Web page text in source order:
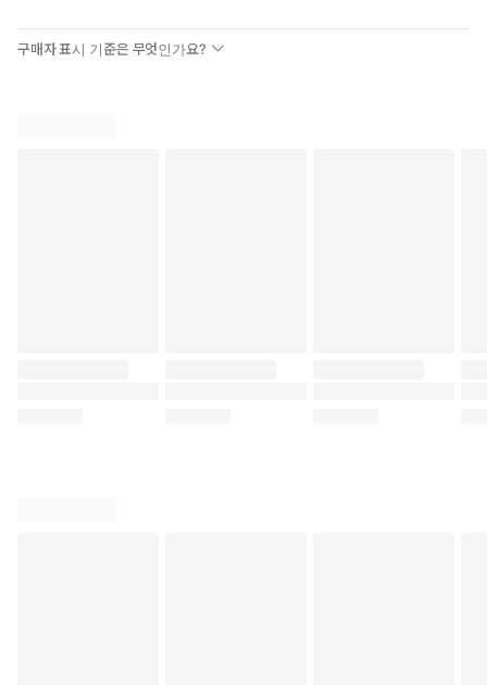
구매자 표시 기준은 무엇인가요?